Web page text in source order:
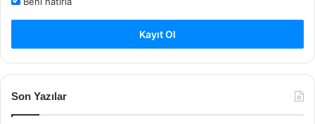
Kayıt Ol
Son Yazılar